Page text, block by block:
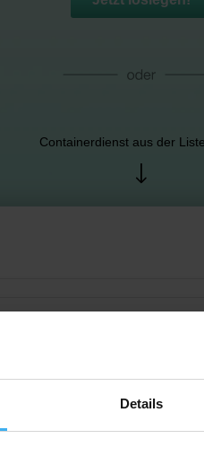
Details
Containerdienst aus der